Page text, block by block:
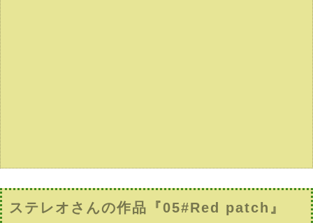
ステレオさんの作品『05#Red patch』